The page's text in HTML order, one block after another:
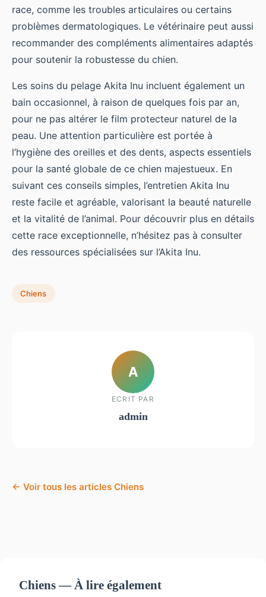
race, comme les troubles articulaires ou certains
problèmes dermatologiques. Le vétérinaire peut aussi
recommander des compléments alimentaires adaptés
pour soutenir la robustesse du chien.
Les soins du pelage Akita Inu incluent également un
bain occasionnel, à raison de quelques fois par an,
pour ne pas altérer le film protecteur naturel de la
peau. Une attention particulière est portée à
l’hygiène des oreilles et des dents, aspects essentiels
pour la santé globale de ce chien majestueux. En
suivant ces conseils simples, l’entretien Akita Inu
reste facile et agréable, valorisant la beauté naturelle
et la vitalité de l’animal. Pour découvrir plus en détails
cette race exceptionnelle, n’hésitez pas à consulter
des ressources spécialisées sur l’Akita Inu.
Chiens
A
ECRIT PAR
admin
← Voir tous les articles Chiens
Chiens — À lire également